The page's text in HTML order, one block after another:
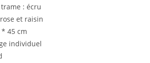
: écru
et raisin
45 cm
individuel